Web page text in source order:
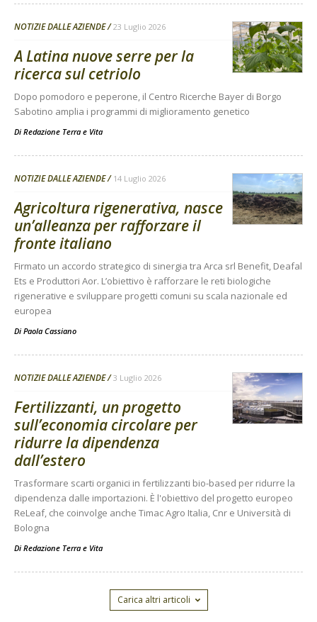
NOTIZIE DALLE AZIENDE 23 Luglio 2026
A Latina nuove serre per la
ricerca sul cetriolo
Dopo pomodoro e peperone, il Centro Ricerche Bayer di Borgo
Sabotino amplia i programmi di miglioramento genetico
Di Redazione Terra e Vita
NOTIZIE DALLE AZIENDE 14 Luglio 2026
Agricoltura rigenerativa, nasce
un’alleanza per rafforzare il
fronte italiano
Firmato un accordo strategico di sinergia tra Arca srl Benefit, Deafal
Ets e Produttori Aor. L’obiettivo è rafforzare le reti biologiche
rigenerative e sviluppare progetti comuni su scala nazionale ed
europea
Di Paola Cassiano
NOTIZIE DALLE AZIENDE 3 Luglio 2026
Fertilizzanti, un progetto
sull’economia circolare per
ridurre la dipendenza
dall’estero
Trasformare scarti organici in fertilizzanti bio-based per ridurre la
dipendenza dalle importazioni. È l'obiettivo del progetto europeo
ReLeaf, che coinvolge anche Timac Agro Italia, Cnr e Università di
Bologna
Di Redazione Terra e Vita
Carica altri articoli